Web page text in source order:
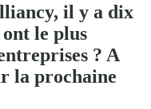
il y a dix
ont le plus
? A
la prochaine